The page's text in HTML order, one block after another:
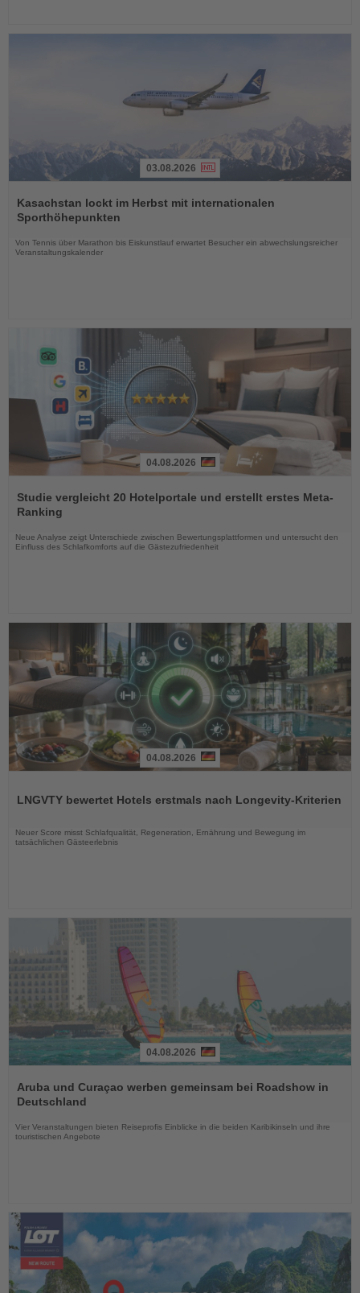
Sie
die
Nachrichten
03.08.2026
Kasachstan lockt im Herbst mit internationalen
Sporthöhepunkten
Von Tennis über Marathon bis Eiskunstlauf erwartet Besucher ein abwechslungsreicher
Veranstaltungskalender
Sie
die
Nachrichten
04.08.2026
Studie vergleicht 20 Hotelportale und erstellt erstes Meta-
Ranking
Neue Analyse zeigt Unterschiede zwischen Bewertungsplattformen und untersucht den
Einfluss des Schlafkomforts auf die Gästezufriedenheit
die
04.08.2026
LNGVTY bewertet Hotels erstmals nach Longevity-Kriterien
Neuer Score misst Schlafqualität, Regeneration, Ernährung und Bewegung im
tatsächlichen Gästeerlebnis
Sie
die
04.08.2026
Aruba und Curaçao werben gemeinsam bei Roadshow in
Deutschland
Vier Veranstaltungen bieten Reiseprofis Einblicke in die beiden Karibikinseln und ihre
touristischen Angebote